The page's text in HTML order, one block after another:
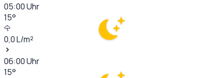
05:00Uhr
15°
0,0L/m²
06:00Uhr
15°